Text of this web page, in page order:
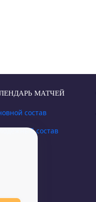
МАТЧЕЙ
состав
состав